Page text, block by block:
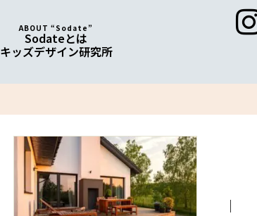
ABOUT “Sodate”
Sodateとは
キッズデザイン研究所